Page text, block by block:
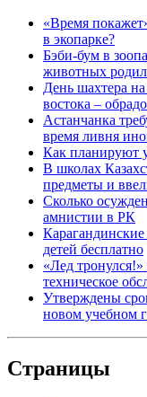
«Время
в экопарке?
Бэби-бум в
животных
День шахтера
востока –
Астанчанка
время ливня
Как планируют
В школах
предметы и
Сколько
амнистии в РК
Карагандинские
детей бесплатно
«Лед
техническое
Утверждены
новом учебном
Страницы